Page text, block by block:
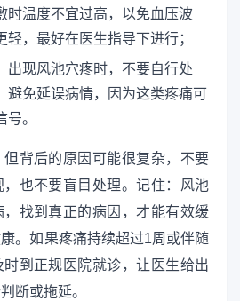
时温度不宜过高，以免血压波
轻，最好在医生指导下进行；
出现风池穴疼时，不要自行处
避免延误病情，因为这类疼痛可
。
背后的原因可能很复杂，不要
，也不要盲目处理。记住：风池
找到真正的病因，才能有效缓
。如果疼痛持续超过1周或伴随
到正规医院就诊，让医生给出
断或拖延。